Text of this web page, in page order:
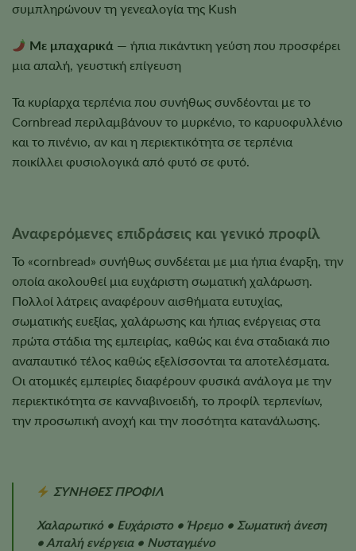
συμπληρώνουν τη γενεαλογία της Kush
Με μπαχαρικά — ήπια πικάντικη γεύση που προσφέρει
μια απαλή, γευστική επίγευση
Τα κυρίαρχα τερπένια που συνήθως συνδέονται με το
Cornbread περιλαμβάνουν το μυρκένιο, το καρυοφυλλένιο
και το πινένιο, αν και η περιεκτικότητα σε τερπένια
ποικίλλει φυσιολογικά από φυτό σε φυτό.
Αναφερόμενες επιδράσεις και γενικό προφίλ
Το «cornbread» συνήθως συνδέεται με μια ήπια έναρξη, την
οποία ακολουθεί μια ευχάριστη σωματική χαλάρωση.
Πολλοί λάτρεις αναφέρουν αισθήματα ευτυχίας,
σωματικής ευεξίας, χαλάρωσης και ήπιας ενέργειας στα
πρώτα στάδια της εμπειρίας, καθώς και ένα σταδιακά πιο
αναπαυτικό τέλος καθώς εξελίσσονται τα αποτελέσματα.
Οι ατομικές εμπειρίες διαφέρουν φυσικά ανάλογα με την
περιεκτικότητα σε κανναβινοειδή, το προφίλ τερπενίων,
την προσωπική ανοχή και την ποσότητα κατανάλωσης.
ΣΥΝΗΘΕΣ ΠΡΟΦΙΛ
Χαλαρωτικό • Ευχάριστο • Ήρεμο • Σωματική άνεση
• Απαλή ενέργεια • Νυσταγμένο